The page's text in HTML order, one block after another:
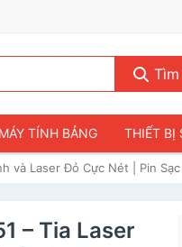
TÍNH BẢNG THIẾT BỊ
và Laser Đỏ Cực Nét | Pin
– Tia Laser